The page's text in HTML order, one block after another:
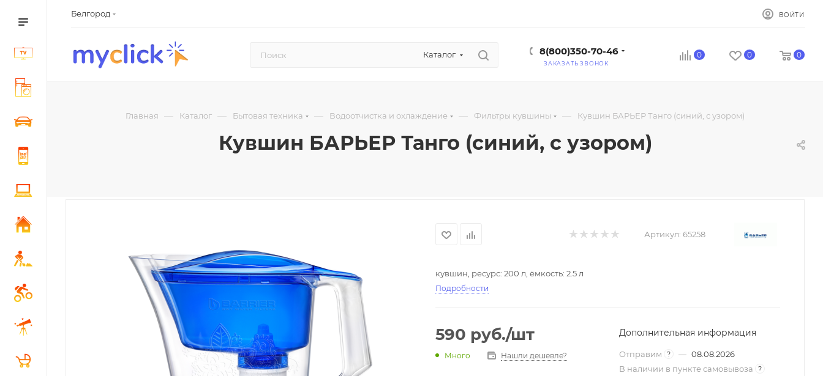
Белгород ВОЙТИ
Каталог 8(800)350-70-46
ЗАКАЗАТЬ ЗВОНОК
0 0 0
Главная — Каталог — Бытовая техника — Водоотчистка и охлаждение — Фильтры кувшины — Кувшин БАРЬЕР Танго (синий, с узором)
Кувшин БАРЬЕР Танго (синий, с узором)
Артикул: 65258
кувшин, ресурс: 200 л, ёмкость: 2.5 л
Подробности
590 руб./шт
Много Нашли дешевле?
Дополнительная информация
Отправим ? — 08.08.2026
В наличии в пункте самовывоза
?